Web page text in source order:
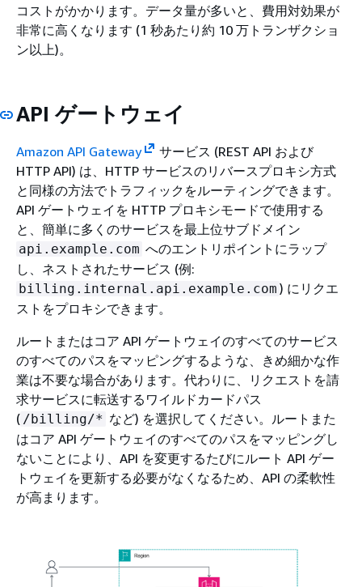
コストがかかります。データ量が多いと、費用対効果が
非常に高くなります (1 秒あたり約 10 万トランザクショ
ン以上)。
API ゲートウェイ
Amazon API Gateway
サービス (REST API および
HTTP API) は、HTTP サービスのリバースプロキシ方式
と同様の方法でトラフィックをルーティングできます。
API ゲートウェイを HTTP プロキシモードで使用する
と、簡単に多くのサービスを最上位サブドメイン
api.example.com へのエントリポイントにラップ
し、ネストされたサービス (例:
billing.internal.api.example.com ) にリクエ
ストをプロキシできます。
ルートまたはコア API ゲートウェイのすべてのサービス
のすべてのパスをマッピングするような、きめ細かな作
業は不要な場合があります。代わりに、リクエストを請
求サービスに転送するワイルドカードパス
( /billing/* など) を選択してください。ルートまた
はコア API ゲートウェイのすべてのパスをマッピングし
ないことにより、API を変更するたびにルート API ゲー
トウェイを更新する必要がなくなるため、API の柔軟性
が高まります。